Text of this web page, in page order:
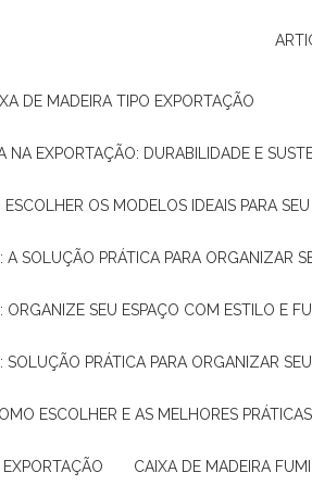
DE MADEIRA TIPO EXPORTAÇÃO
NA EXPORTAÇÃO: DURABILIDADE E
ESCOLHER OS MODELOS IDEAIS PARA
A SOLUÇÃO PRÁTICA PARA ORGANIZAR
ORGANIZE SEU ESPAÇO COM ESTILO E
SOLUÇÃO PRÁTICA PARA ORGANIZAR
ESCOLHER E AS MELHORES PRÁTICAS
EXPORTAÇÃO CAIXA DE MADEIRA